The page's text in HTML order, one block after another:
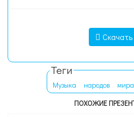
Скачать
Теги
Музыка народов мира
ПОХОЖИЕ